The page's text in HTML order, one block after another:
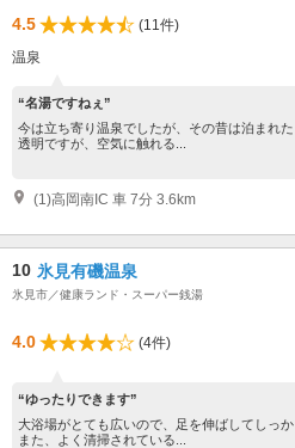
4.5
(11件)
温泉
“名湯ですねぇ”
今は立ち寄り温泉でしたが、その昔は泊まれ
透明ですが、空気に触れる...
(1)高岡南IC 車 7分 3.6km
10 氷見有磯温泉
氷見市／健康ランド・スーパー銭湯
4.0 (4件)
“ゆったりできます”
大浴場がとても広いので、足を伸ばしてしっ
また、よく清掃されている...